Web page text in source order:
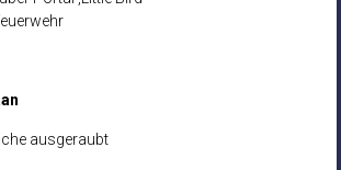
ausgeraubt